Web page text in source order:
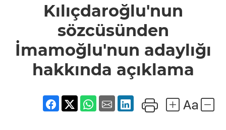
adaylığı
hakkında
açıklama
Kılıçdaroğlu'nun
sözcüsünden
İmamoğlu'nun adaylığı
hakkında açıklama